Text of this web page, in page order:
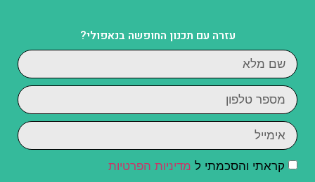
עזרה עם תכנון החופשה בנאפולי?
קראתי והסכמתי ל מדיניות הפרטיות